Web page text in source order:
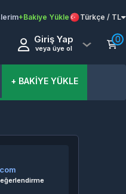
+Bakiye Yükle Türkçe / TL
Giriş Yap
veya üye ol
0
+ BAKİYE YÜKLE